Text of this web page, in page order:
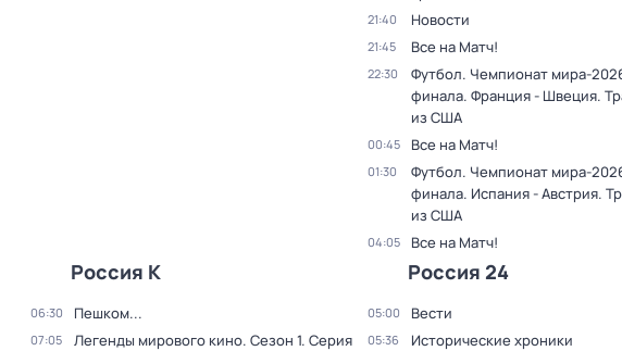
21:40 Новости
21:45 Все на Матч!
22:30
Футбол. Чемпионат мира-
финала. Франция - Швеция.
из США
00:45 Все на Матч!
01:30
Футбол. Чемпионат мира-
финала. Испания - Австрия.
из США
04:05 Все на Матч!
Россия К
06:30 Пешком...
07:05 Легенды мирового кино. Сезон 1. Серия
Россия 24
05:00 Вести
05:36 Исторические хроники